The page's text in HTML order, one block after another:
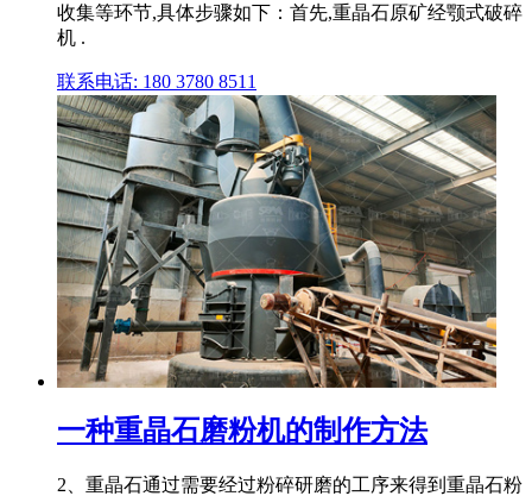
收集等环节,具体步骤如下：首先,重晶石原矿经颚式破碎
机 .
联系电话: 180 3780 8511
一种重晶石磨粉机的制作方法
2、重晶石通过需要经过粉碎研磨的工序来得到重晶石粉